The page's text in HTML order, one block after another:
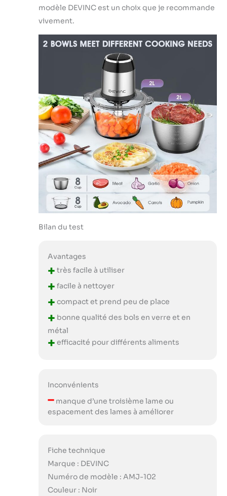
modèle DEVINC est un choix que je recommande
vivement.
Bilan du test
Avantages
+ très facile à utiliser
+ facile à nettoyer
+ compact et prend peu de place
+ bonne qualité des bols en verre et en
métal
+ efficacité pour différents aliments
Inconvénients
–manque d’une troisième lame ou
espacement des lames à améliorer
Fiche technique
Marque : DEVINC
Numéro de modèle : AMJ-102
Couleur : Noir